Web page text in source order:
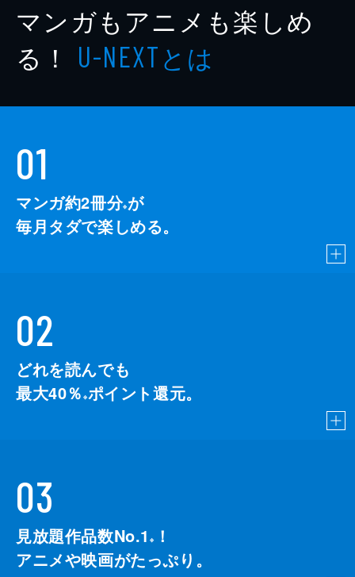
マンガもアニメも楽しめ
る！ U-NEXTとは
01
マンガ約2冊分※が
毎月タダで楽しめる。
02
どれを読んでも
最大40％ ※ポイント還元。
03
見放題作品数No.1 ※
！
アニメや映画がたっぷり。